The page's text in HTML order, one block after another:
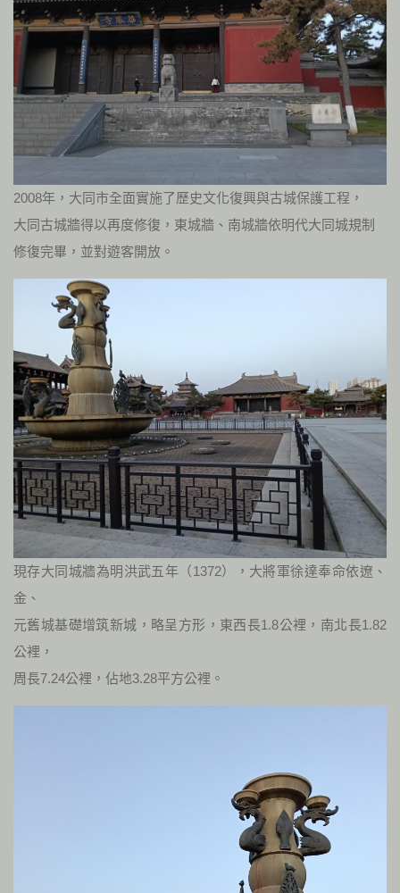
2008年，大同市全面實施了歷史文化復興與古城保護工程，
大同古城牆得以再度修復，東城牆、南城牆依明代大同城規制
修復完畢，並對遊客開放。
現存大同城牆為明洪武五年（1372），大將軍徐達奉命依遼、
金、
元舊城基礎增筑新城，略呈方形，東西長1.8公裡，南北長1.82
公裡，
周長7.24公裡，佔地3.28平方公裡。